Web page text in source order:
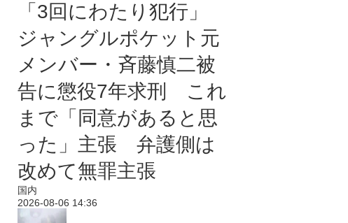
「3回にわたり犯行」
ジャングルポケット元
メンバー・斉藤慎二被
告に懲役7年求刑 これ
まで「同意があると思
った」主張 弁護側は
改めて無罪主張
国内
2026-08-06 14:36